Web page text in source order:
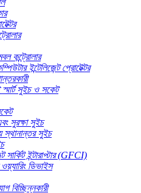
কন্ট্রোলার
ইন্টেলিজেন্ট প্রোটেক্টর
সুইচ ও সকেট
সুরক্ষা সুইচ
স্থানান্তর সুইচ
সার্কিট ইন্টারাপ্টার (GFCI)
ডিভাইস
বিচ্ছিন্নকারী